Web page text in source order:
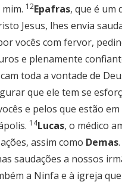
12Epafras, que é um
Jesus, lhes envia
vocês com fervor,
e plenamente
toda a vontade de
que ele tem se
e pelos que estão em
14Lucas, o médico
assim como Demas.
saudações a nossos
a Ninfa e à igreja